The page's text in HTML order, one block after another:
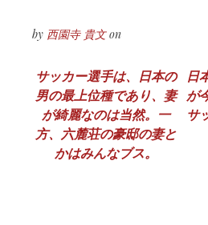
by 西園寺 貴文on
投
稿
ナ
サッカー選手は、日本の
男の最上位種であり、妻
が綺麗なのは当然。一
方、六麓荘の豪邸の妻と
かはみんなブス。
日
が
サ